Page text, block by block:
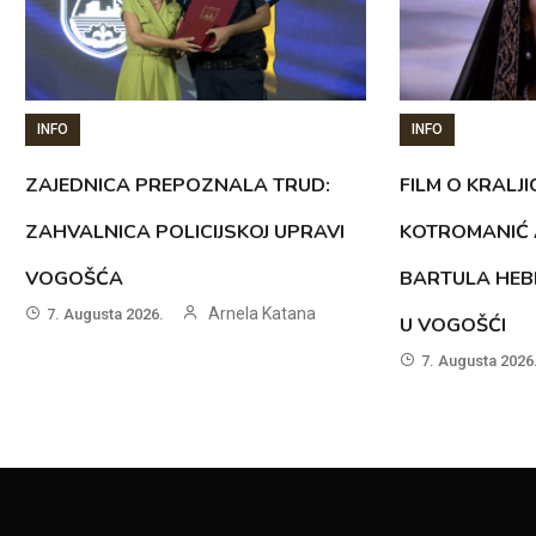
INFO
ZAJEDNICA PREPOZNALA TRUD:
ZAHVALNICA POLICIJSKOJ UPRAVI
VOGOŠĆA
7. Augusta 2026. Arnela Katana
INFO
FILM O
KOTROMANIĆ
BARTULA
U VOGOŠĆI
7. Augusta 2026.